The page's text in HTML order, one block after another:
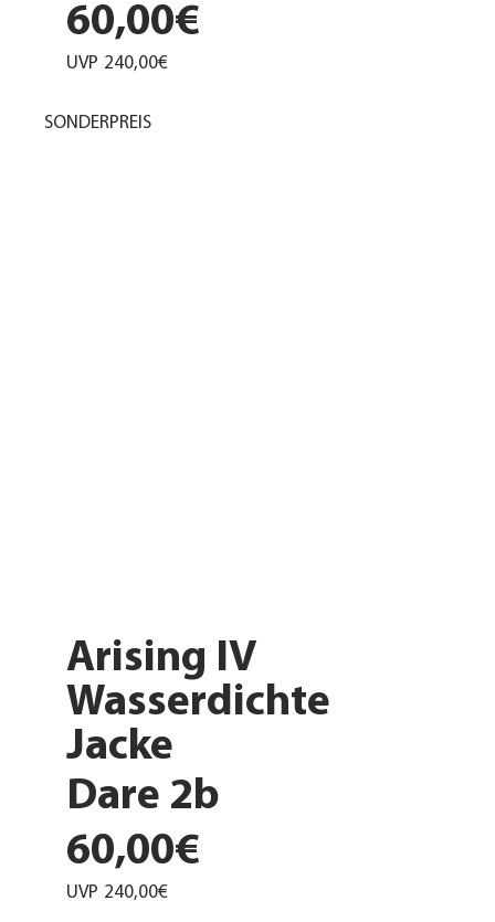
60,00€
UVP 240,00€
Arising IV
Wasserdichte
Jacke
Dare 2b
60,00€
UVP 240,00€
SONDERPREIS